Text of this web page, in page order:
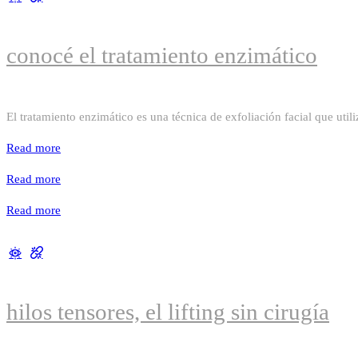
conocé el tratamiento enzimático
El tratamiento enzimático es una técnica de exfoliación facial que
Read more
Read more
Read more
hilos tensores, el lifting sin cirugía